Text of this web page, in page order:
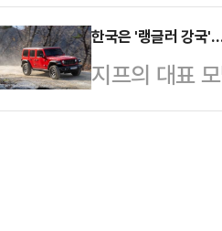
에 김씨는 주
재결집한 결
일 무선
당이 42.5%,
5.3%p 떨…
현주)는 선고
의로 기소된
의 성폭력 치
한국은 '랭글러 강국
지프의 대표
국을 넘어 한